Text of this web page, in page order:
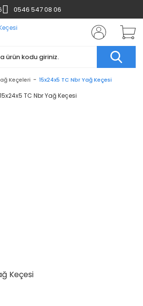
0546 547 08 06
Keçeleri 15x24x5 TC Nbr Yağ Keçesi
Keçesi